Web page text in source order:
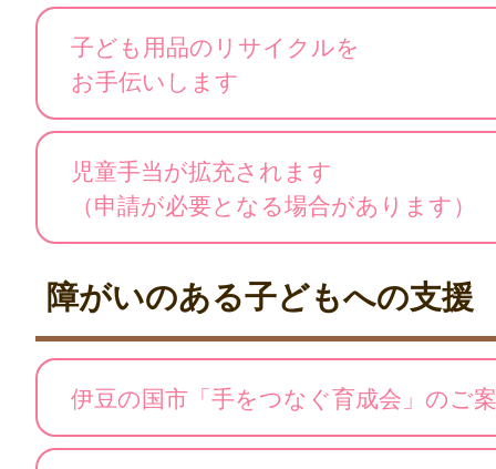
子ども用品のリサイクルを
お手伝いします
児童手当が拡充されます
（申請が必要となる場合があります）
障がいのある子どもへの支援
伊豆の国市「手をつなぐ育成会」のご